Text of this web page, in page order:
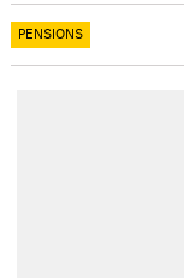
PENSIONS